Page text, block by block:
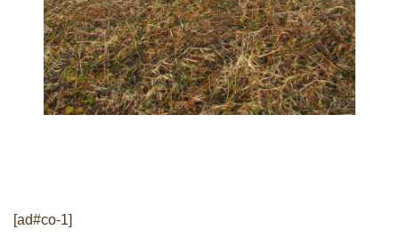
[ad#co-1]